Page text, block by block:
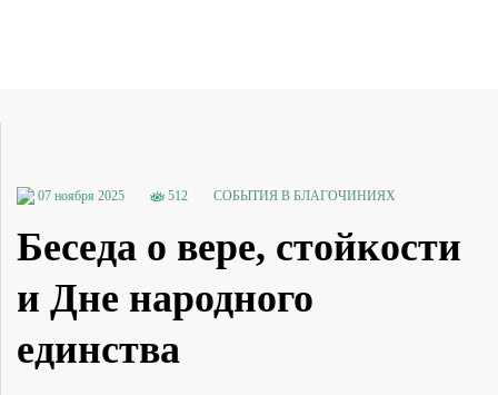
07 ноября 2025 512 СОБЫТИЯ В БЛАГОЧИНИЯХ
Беседа о вере, стойкости
и Дне народного
единства